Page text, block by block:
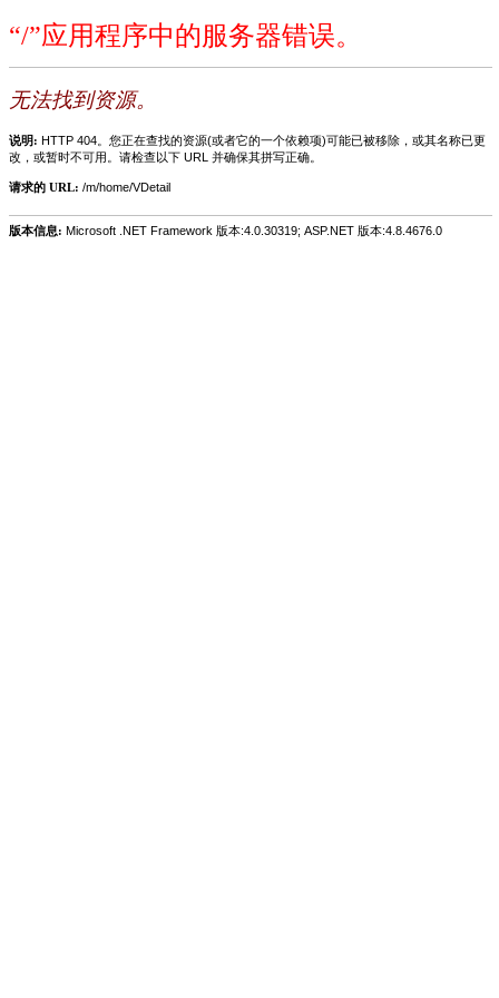
“/”应用程序中的服务器错误。
无法找到资源。
说明: HTTP 404。您正在查找的资源(或者它的一个依赖项)可能已被移除，或其名称已更
改，或暂时不可用。请检查以下 URL 并确保其拼写正确。
请求的 URL: /m/home/VDetail
版本信息: Microsoft .NET Framework 版本:4.0.30319; ASP.NET 版本:4.8.4676.0